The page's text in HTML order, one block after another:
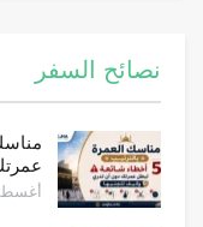
نصائح السفر
أغسطس 6,